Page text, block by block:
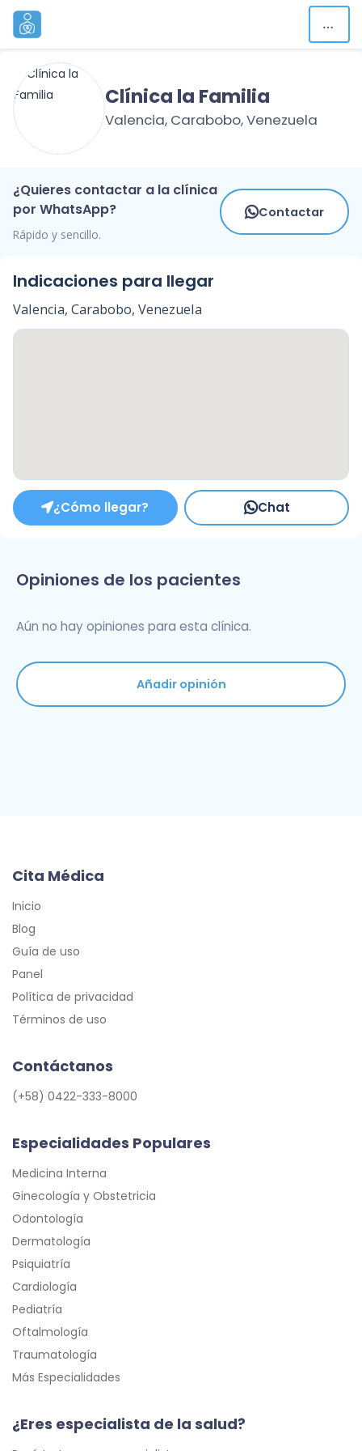
Clínica la Familia
Valencia, Carabobo, Venezuela
¿Quieres contactar a la clínica
por WhatsApp?
Rápido y sencillo.
Contactar
Indicaciones para llegar
Valencia, Carabobo, Venezuela
¿Cómo llegar? Chat
Opiniones de los pacientes
Aún no hay opiniones para esta clínica.
Añadir opinión
Cita Médica
Inicio
Blog
Guía de uso
Panel
Política de privacidad
Términos de uso
Contáctanos
(+58) 0422-333-8000
Especialidades Populares
Medicina Interna
Ginecología y Obstetricia
Odontología
Dermatología
Psiquiatría
Cardiología
Pediatría
Oftalmología
Traumatología
Más Especialidades
¿Eres especialista de la salud?